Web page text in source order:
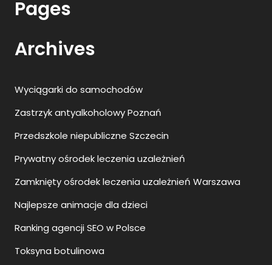
Pages
Archives
Wyciągarki do samochodów
Zastrzyk antyalkoholowy Poznań
Przedszkole niepubliczne Szczecin
Prywatny ośrodek leczenia uzależnień
Zamknięty ośrodek leczenia uzależnień Warszawa
Najlepsze animacje dla dzieci
Ranking agencji SEO w Polsce
Toksyna botulinowa